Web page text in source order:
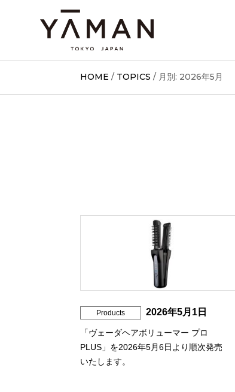
HOME / TOPICS / 月別: 2026年5月
Products 2026年5月1日
「ヴェーダヘアボリューマー プロ
PLUS」を2026年5月6日より順次発売
いたします。